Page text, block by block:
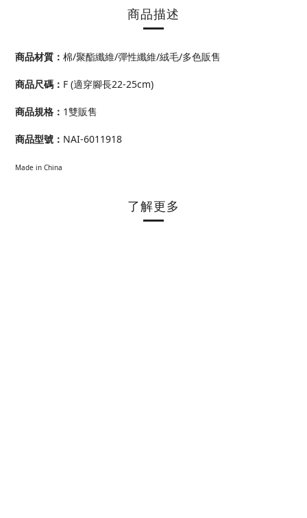
商品描述
商品材質： 棉/聚酯纖維/彈性纖維/絨毛/多色販售
商品尺碼： F (適穿腳長22-25cm)
商品規格： 1雙販售
商品型號： NAI-6011918
Made in China
了解更多